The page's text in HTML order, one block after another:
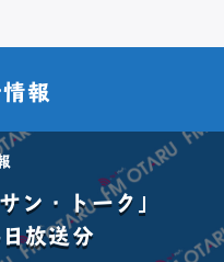
報
ン・トーク」
放送分